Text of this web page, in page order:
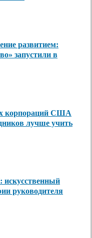
развитием:
запустили в
корпораций США
лучше учить
руководителя